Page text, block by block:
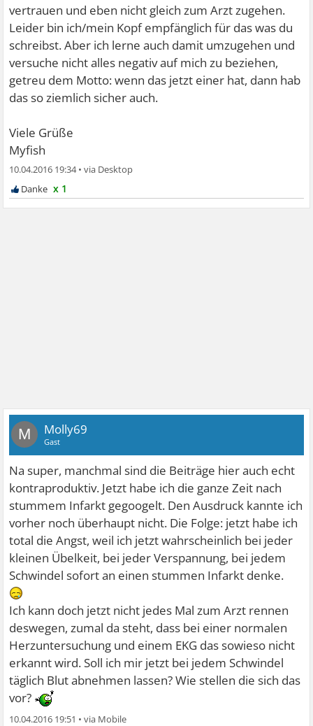
vertrauen und eben nicht gleich zum Arzt zugehen.
Leider bin ich/mein Kopf empfänglich für das was du
schreibst. Aber ich lerne auch damit umzugehen und
versuche nicht alles negativ auf mich zu beziehen,
getreu dem Motto: wenn das jetzt einer hat, dann hab
das so ziemlich sicher auch.
Viele Grüße
Myfish
10.04.2016 19:34•
x 1
M Molly69
Gast
Na super, manchmal sind die Beiträge hier auch echt
kontraproduktiv. Jetzt habe ich die ganze Zeit nach
stummem Infarkt gegoogelt. Den Ausdruck kannte ich
vorher noch überhaupt nicht. Die Folge: jetzt habe ich
total die Angst, weil ich jetzt wahrscheinlich bei jeder
kleinen Übelkeit, bei jeder Verspannung, bei jedem
Schwindel sofort an einen stummen Infarkt denke.
Ich kann doch jetzt nicht jedes Mal zum Arzt rennen
deswegen, zumal da steht, dass bei einer normalen
Herzuntersuchung und einem EKG das sowieso nicht
erkannt wird. Soll ich mir jetzt bei jedem Schwindel
täglich Blut abnehmen lassen? Wie stellen die sich das
vor?
10.04.2016 19:51 •